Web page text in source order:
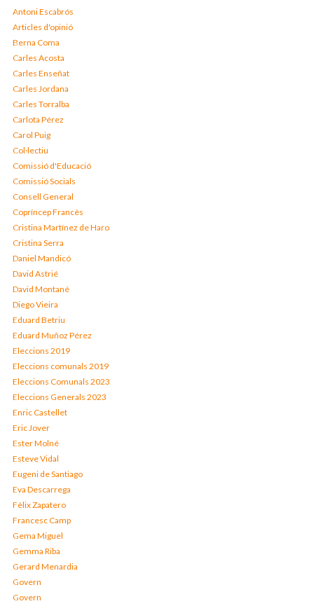
Antoni Escabrós
Articles d'opinió
Berna Coma
Carles Acosta
Carles Enseñat
Carles Jordana
Carles Torralba
Carlota Pérez
Carol Puig
Col·lectiu
Comissió d'Educació
Comissió Socials
Consell General
Copríncep Francès
Cristina Martínez de Haro
Cristina Serra
Daniel Mandicó
David Astrié
David Montané
Diego Vieira
Eduard Betriu
Eduard Muñoz Pérez
Eleccions 2019
Eleccions comunals 2019
Eleccions Comunals 2023
Eleccions Generals 2023
Enric Castellet
Eric Jover
Ester Molné
Esteve Vidal
Eugeni de Santiago
Eva Descarrega
Fèlix Zapatero
Francesc Camp
Gema Miguel
Gemma Riba
Gerard Menardia
Govern
Govern